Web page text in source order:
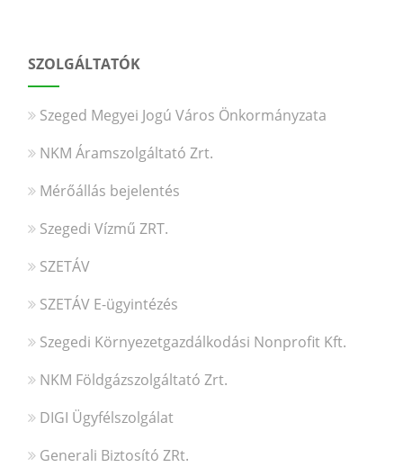
SZOLGÁLTATÓK
Szeged Megyei Jogú Város Önkormányzata
NKM Áramszolgáltató Zrt.
Mérőállás bejelentés
Szegedi Vízmű ZRT.
SZETÁV
SZETÁV E-ügyintézés
Szegedi Környezetgazdálkodási Nonprofit Kft.
NKM Földgázszolgáltató Zrt.
DIGI Ügyfélszolgálat
Generali Biztosító ZRt.